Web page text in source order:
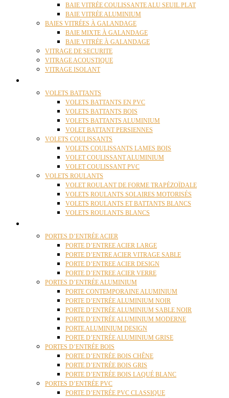
BAIE VITRÉE COULISSANTE ALU SEUIL PLAT
BAIE VITRÉE ALUMINIUM
BAIES VITRÉES À GALANDAGE
BAIE MIXTE À GALANDAGE
BAIE VITRÉE À GALANDAGE
VITRAGE DE SECURITE
VITRAGE ACOUSTIQUE
VITRAGE ISOLANT
VOLETS BATTANTS
VOLETS BATTANTS EN PVC
VOLETS BATTANTS BOIS
VOLETS BATTANTS ALUMINIUM
VOLET BATTANT PERSIENNES
VOLETS COULISSANTS
VOLETS COULISSANTS LAMES BOIS
VOLET COULISSANT ALUMINIUM
VOLET COULISSANT PVC
VOLETS ROULANTS
VOLET ROULANT DE FORME TRAPÉZOÏDALE
VOLETS ROULANTS SOLAIRES MOTORISÉS
VOLETS ROULANTS ET BATTANTS BLANCS
VOLETS ROULANTS BLANCS
PORTES D’ENTRÉE ACIER
PORTE D’ENTREE ACIER LARGE
PORTE D’ENTRE ACIER VITRAGE SABLE
PORTE D’ENTREE ACIER DESIGN
PORTE D’ENTREE ACIER VERRE
PORTES D’ENTRÉE ALUMINIUM
PORTE CONTEMPORAINE ALUMINIUM
PORTE D’ENTRÉE ALUMINIUM NOIR
PORTE D’ENTRÉE ALUMINIUM SABLE NOIR
PORTE D’ENTRÉE ALUMINIUM MODERNE
PORTE ALUMINIUM DESIGN
PORTE D’ENTRÉE ALUMINIUM GRISE
PORTES D’ENTRÉE BOIS
PORTE D’ENTRÉE BOIS CHÊNE
PORTE D’ENTRÉE BOIS GRIS
PORTE D’ENTRÉE BOIS LAQUÉ BLANC
PORTES D’ENTRÉE PVC
PORTE D’ENTRÉE PVC CLASSIQUE